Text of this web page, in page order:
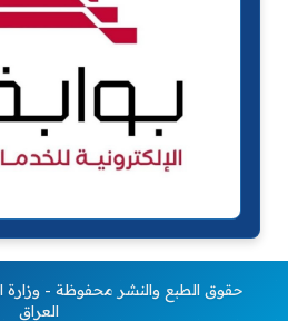
العراق